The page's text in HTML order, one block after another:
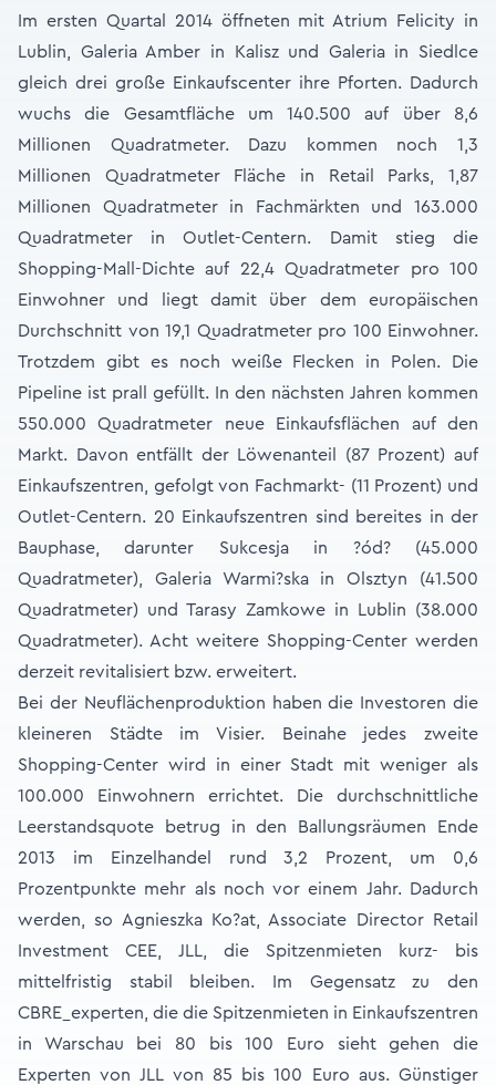
Im ersten Quartal 2014 öffneten mit Atrium Felicity in
Lublin, Galeria Amber in Kalisz und Galeria in Siedlce
gleich drei große Einkaufscenter ihre Pforten. Dadurch
wuchs die Gesamtfläche um 140.500 auf über 8,6
Millionen Quadratmeter. Dazu kommen noch 1,3
Millionen Quadratmeter Fläche in Retail Parks, 1,87
Millionen Quadratmeter in Fachmärkten und 163.000
Quadratmeter in Outlet-Centern. Damit stieg die
Shopping-Mall-Dichte auf 22,4 Quadratmeter pro 100
Einwohner und liegt damit über dem europäischen
Durchschnitt von 19,1 Quadratmeter pro 100 Einwohner.
Trotzdem gibt es noch weiße Flecken in Polen. Die
Pipeline ist prall gefüllt. In den nächsten Jahren kommen
550.000 Quadratmeter neue Einkaufsflächen auf den
Markt. Davon entfällt der Löwenanteil (87 Prozent) auf
Einkaufszentren, gefolgt von Fachmarkt- (11 Prozent) und
Outlet-Centern. 20 Einkaufszentren sind bereites in der
Bauphase, darunter Sukcesja in ?ód? (45.000
Quadratmeter), Galeria Warmi?ska in Olsztyn (41.500
Quadratmeter) und Tarasy Zamkowe in Lublin (38.000
Quadratmeter). Acht weitere Shopping-Center werden
derzeit revitalisiert bzw. erweitert.
Bei der Neuflächenproduktion haben die Investoren die
kleineren Städte im Visier. Beinahe jedes zweite
Shopping-Center wird in einer Stadt mit weniger als
100.000 Einwohnern errichtet. Die durchschnittliche
Leerstandsquote betrug in den Ballungsräumen Ende
2013 im Einzelhandel rund 3,2 Prozent, um 0,6
Prozentpunkte mehr als noch vor einem Jahr. Dadurch
werden, so Agnieszka Ko?at, Associate Director Retail
Investment CEE, JLL, die Spitzenmieten kurz- bis
mittelfristig stabil bleiben. Im Gegensatz zu den
CBRE_experten, die die Spitzenmieten in Einkaufszentren
in Warschau bei 80 bis 100 Euro sieht gehen die
Experten von JLL von 85 bis 100 Euro aus. Günstiger